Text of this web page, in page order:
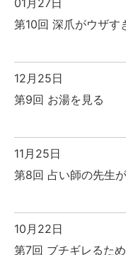
01月27日
第10回 深爪がウザす
12月25日
第9回 お湯を見る
11月25日
第8回 占い師の先生
10月22日
第7回 ブチギレるた